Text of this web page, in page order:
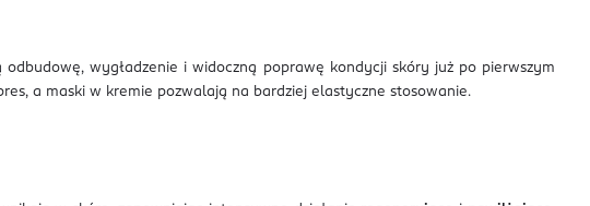
wygładzenie i widoczną poprawę kondycji skóry już po pierwszym
a maski w kremie pozwalają na bardziej elastyczne stosowanie.